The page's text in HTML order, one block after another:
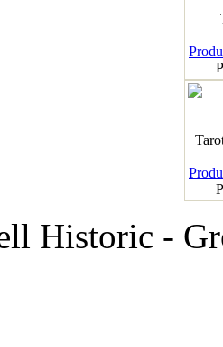
Historic -